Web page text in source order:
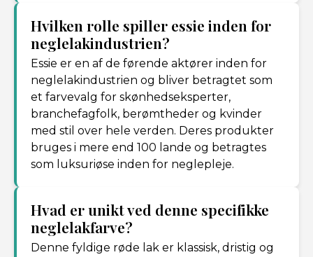
Hvilken rolle spiller essie inden for
neglelakindustrien?
Essie er en af de førende aktører inden for
neglelakindustrien og bliver betragtet som
et farvevalg for skønhedseksperter,
branchefagfolk, berømtheder og kvinder
med stil over hele verden. Deres produkter
bruges i mere end 100 lande og betragtes
som luksuriøse inden for neglepleje.
Hvad er unikt ved denne specifikke
neglelakfarve?
Denne fyldige røde lak er klassisk, dristig og